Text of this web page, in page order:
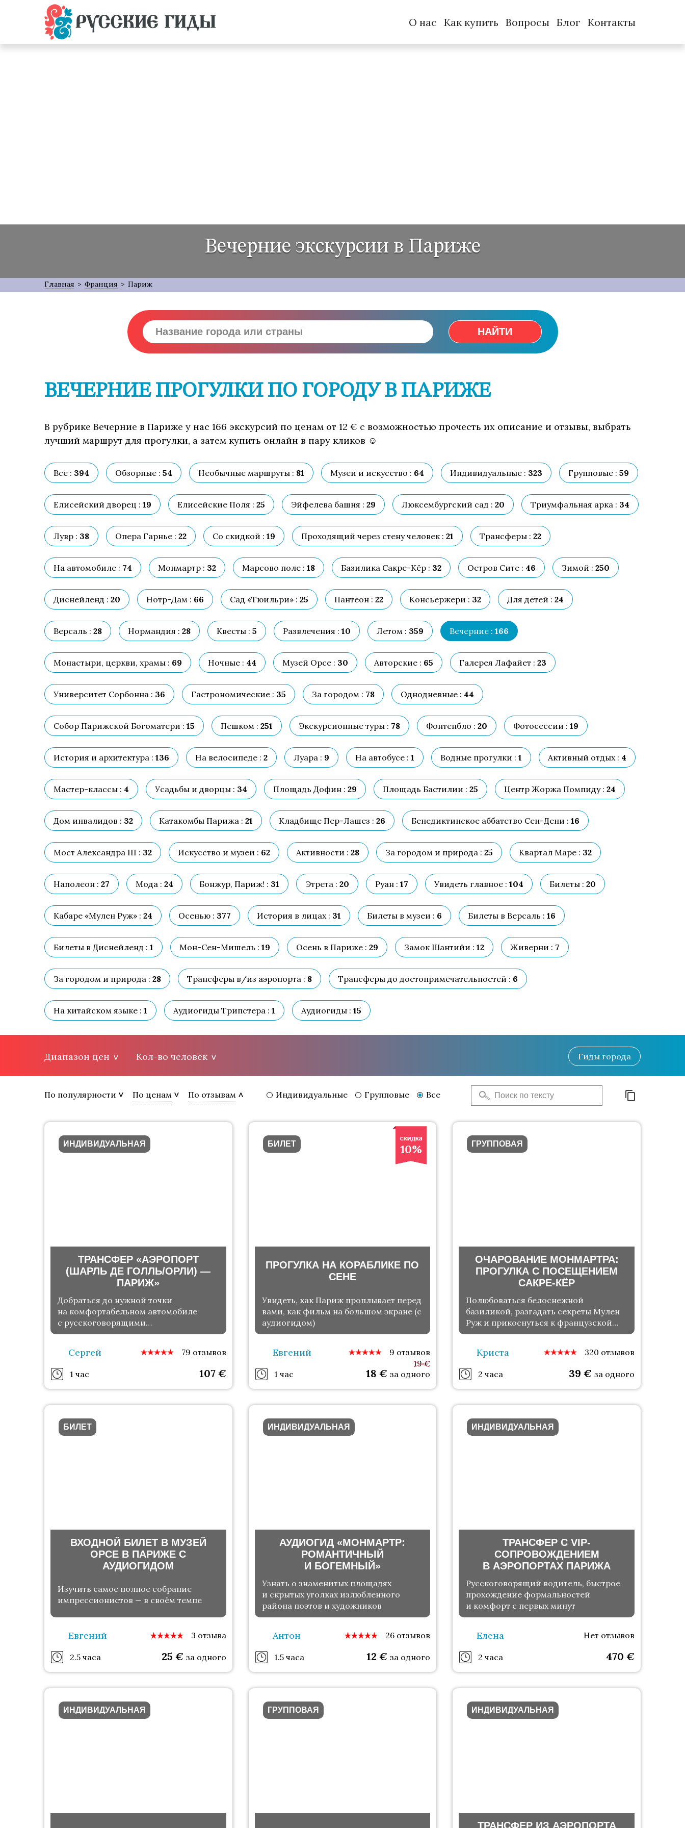
О нас Как купить Вопросы Блог Контакты
Вечерние экскурсии в Париже
Главная > Франция > Париж
НАЙТИ
ВЕЧЕРНИЕ ПРОГУЛКИ ПО ГОРОДУ В ПАРИЖЕ
В рубрике Вечерние в Париже у нас 166 экскурсий по ценам от 12 € с возможностью прочесть их описание и отзывы, выбрать
лучший маршрут для прогулки, а затем купить онлайн в пару кликов ☺
Все : 394 Обзорные : 54 Необычные маршруты : 81 Музеи и искусство : 64 Индивидуальные : 323 Групповые : 59
Елисейский дворец : 19 Елисейские Поля : 25 Эйфелева башня : 29 Люксембургский сад : 20 Триумфальная арка : 34
Лувр : 38 Опера Гарнье : 22 Со скидкой : 19 Проходящий через стену человек : 21 Трансферы : 22
На автомобиле : 74 Монмартр : 32 Марсово поле : 18 Базилика Сакре-Кёр : 32 Остров Сите : 46 Зимой : 250
Диснейленд : 20 Нотр-Дам : 66 Сад «Тюильри» : 25 Пантеон : 22 Консьержери : 32 Для детей : 24
Версаль : 28 Нормандия : 28 Квесты : 5 Развлечения : 10 Летом : 359 Вечерние : 166
Монастыри, церкви, храмы : 69 Ночные : 44 Музей Орсе : 30 Авторские : 65 Галерея Лафайет : 23
Университет Сорбонна : 36 Гастрономические : 35 За городом : 78 Однодневные : 44
Собор Парижской Богоматери : 15 Пешком : 251 Экскурсионные туры : 78 Фонтенбло : 20 Фотосессии : 19
История и архитектура : 136 На велосипеде : 2 Луара : 9 На автобусе : 1 Водные прогулки : 1 Активный отдых : 4
Мастер-классы : 4 Усадьбы и дворцы : 34 Площадь Дофин : 29 Площадь Бастилии : 25 Центр Жоржа Помпиду : 24
Дом инвалидов : 32 Катакомбы Парижа : 21 Кладбище Пер-Лашез : 26 Бенедиктинское аббатство Сен-Дени : 16
Мост Александра III : 32 Искусство и музеи : 62 Активности : 28 За городом и природа : 25 Квартал Маре : 32
Наполеон : 27 Мода : 24 Бонжур, Париж! : 31 Этрета : 20 Руан : 17 Увидеть главное : 104 Билеты : 20
Кабаре «Мулен Руж» : 24 Осенью : 377 История в лицах : 31 Билеты в музеи : 6 Билеты в Версаль : 16
Билеты в Диснейленд : 1 Мон-Сен-Мишель : 19 Осень в Париже : 29 Замок Шантийи : 12 Живерни : 7
За городом и природа : 28 Трансферы в/из аэропорта : 8 Трансферы до достопримечательностей : 6
На китайском языке : 1 Аудиогиды Трипстера : 1 Аудиогиды : 15
Диапазон цен Кол-во человек Гиды города
По популярности По ценам По отзывам Индивидуальные Групповые Все
ИНДИВИДУАЛЬНАЯ
ТРАНСФЕР «АЭРОПОРТ
(ШАРЛЬ ДЕ ГОЛЛЬ/ОРЛИ) —
ПАРИЖ»
Добраться до нужной точки
на комфортабельном автомобиле
с русскоговорящими
лицензированным водителем
Сергей 79 отзывов
1 час 107 €
10%
БИЛЕТ
ПРОГУЛКА НА КОРАБЛИКЕ ПО
СЕНЕ
Увидеть, как Париж проплывает перед
вами, как фильм на большом экране (с
аудиогидом)
Евгений 9 отзывов
1 час 18€ за одного
19 €
ГРУППОВАЯ
ОЧАРОВАНИЕ МОНМАРТРА:
ПРОГУЛКА С ПОСЕЩЕНИЕМ
САКРЕ-КЁР
Полюбоваться белоснежной
базиликой, разгадать секреты Мулен
Руж и прикоснуться к французской
жизни
Криста 320 отзывов
2 часа 39 € за одного
БИЛЕТ
ВХОДНОЙ БИЛЕТ В МУЗЕЙ
ОРСЕ В ПАРИЖЕ С
АУДИОГИДОМ
Изучить самое полное собрание
импрессионистов — в своём темпе
Евгений 3 отзыва
2.5 часа 25 € за одного
ИНДИВИДУАЛЬНАЯ
АУДИОГИД «МОНМАРТР:
РОМАНТИЧНЫЙ
И БОГЕМНЫЙ»
Узнать о знаменитых площадях
и скрытых уголках излюбленного
района поэтов и художников
Антон 26 отзывов
1.5 часа 12€ за одного
ИНДИВИДУАЛЬНАЯ
ТРАНСФЕР С VIP-
СОПРОВОЖДЕНИЕМ
В АЭРОПОРТАХ ПАРИЖА
Русскоговорящий водитель, быстрое
прохождение формальностей
и комфорт с первых минут
Елена Нет отзывов
2 часа 470 €
ИНДИВИДУАЛЬНАЯ ГРУППОВАЯ ИНДИВИДУАЛЬНАЯ
ТРАНСФЕР ИЗ АЭРОПОРТА